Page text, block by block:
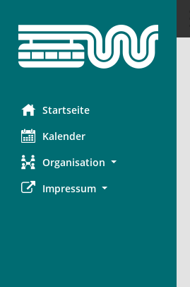
Startseite
Kalender
Organisation
Impressum